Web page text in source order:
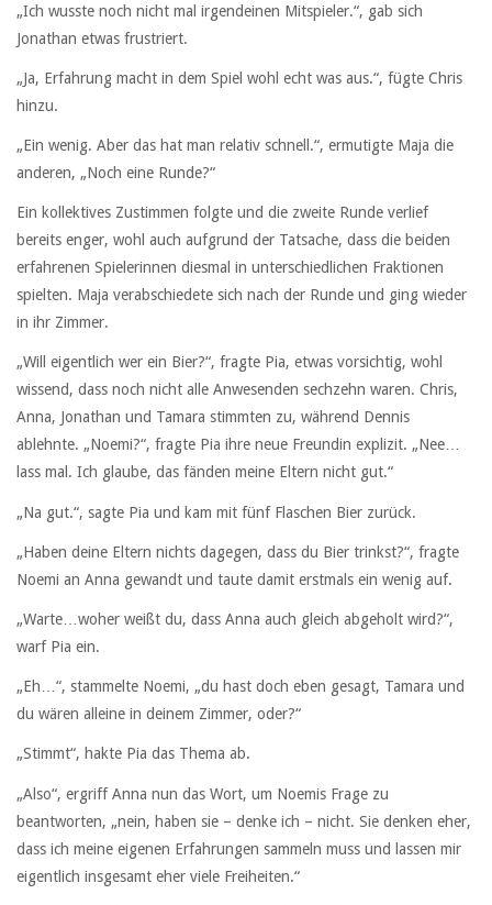
„Ich wusste noch nicht mal irgendeinen Mitspieler.“, gab sich
Jonathan etwas frustriert.
„Ja, Erfahrung macht in dem Spiel wohl echt was aus.“, fügte Chris
hinzu.
„Ein wenig. Aber das hat man relativ schnell.“, ermutigte Maja die
anderen, „Noch eine Runde?“
Ein kollektives Zustimmen folgte und die zweite Runde verlief
bereits enger, wohl auch aufgrund der Tatsache, dass die beiden
erfahrenen Spielerinnen diesmal in unterschiedlichen Fraktionen
spielten. Maja verabschiedete sich nach der Runde und ging wieder
in ihr Zimmer.
„Will eigentlich wer ein Bier?“, fragte Pia, etwas vorsichtig, wohl
wissend, dass noch nicht alle Anwesenden sechzehn waren. Chris,
Anna, Jonathan und Tamara stimmten zu, während Dennis
ablehnte. „Noemi?“, fragte Pia ihre neue Freundin explizit. „Nee…
lass mal. Ich glaube, das fänden meine Eltern nicht gut.“
„Na gut.“, sagte Pia und kam mit fünf Flaschen Bier zurück.
„Haben deine Eltern nichts dagegen, dass du Bier trinkst?“, fragte
Noemi an Anna gewandt und taute damit erstmals ein wenig auf.
„Warte…woher weißt du, dass Anna auch gleich abgeholt wird?“,
warf Pia ein.
„Eh…“, stammelte Noemi, „du hast doch eben gesagt, Tamara und
du wären alleine in deinem Zimmer, oder?“
„Stimmt“, hakte Pia das Thema ab.
„Also“, ergriff Anna nun das Wort, um Noemis Frage zu
beantworten, „nein, haben sie – denke ich – nicht. Sie denken eher,
dass ich meine eigenen Erfahrungen sammeln muss und lassen mir
eigentlich insgesamt eher viele Freiheiten.“